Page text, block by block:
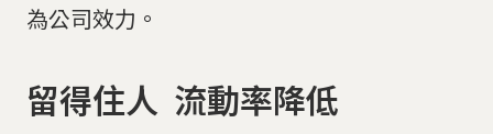
為公司效力。
留得住人 流動率降低